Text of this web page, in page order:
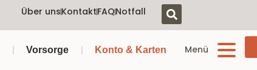
Über unsKontaktFAQNotfall
Vorsorge Konto & Karten Menü